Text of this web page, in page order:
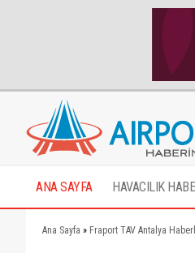
ANA SAYFA HAVACILIK
Ana Sayfa » Fraport TAV Antalya